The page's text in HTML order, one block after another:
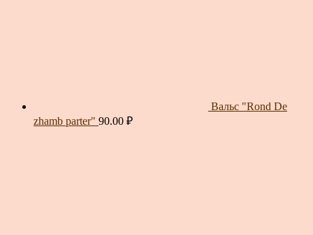
Вальс "Rond De
zhamb parter" 90.00 ₽